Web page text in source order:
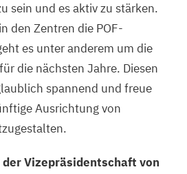
sein und es aktiv zu stärken.
den Zentren die POF-
es unter anderem um die
die nächsten Jahre. Diesen
spannend und freue
Ausrichtung von
Vizepräsidentschaft von